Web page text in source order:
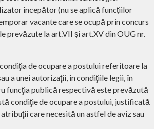
începător (nu se aplică funcțiilor
vacante care se ocupă prin concurs
prevăzute la art.VII și art.XV din OUG nr.
de ocupare a postului referitoare la
a unei autorizaţii, în condiţiile legii, în
funcţia publică respectivă este prevăzută
condiţie de ocupare a postului, justificată
care necesită un astfel de aviz sau